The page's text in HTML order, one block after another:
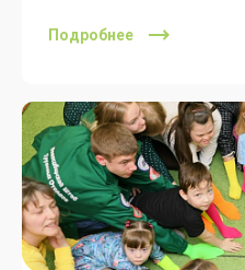
Подробнее